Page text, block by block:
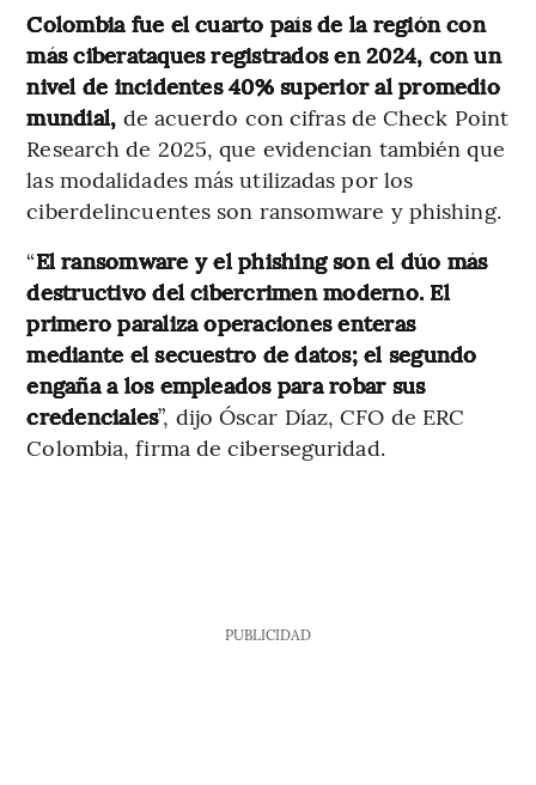
Colombia fue el cuarto país de la región con
más ciberataques registrados en 2024, con un
nivel de incidentes 40% superior al promedio
mundial, de acuerdo con cifras de Check Point
Research de 2025, que evidencian también que
las modalidades más utilizadas por los
ciberdelincuentes son ransomware y phishing.
“El ransomware y el phishing son el dúo más
destructivo del cibercrimen moderno. El
primero paraliza operaciones enteras
mediante el secuestro de datos; el segundo
engaña a los empleados para robar sus
credenciales”, dijo Óscar Díaz, CFO de ERC
Colombia, firma de ciberseguridad.
PUBLICIDAD